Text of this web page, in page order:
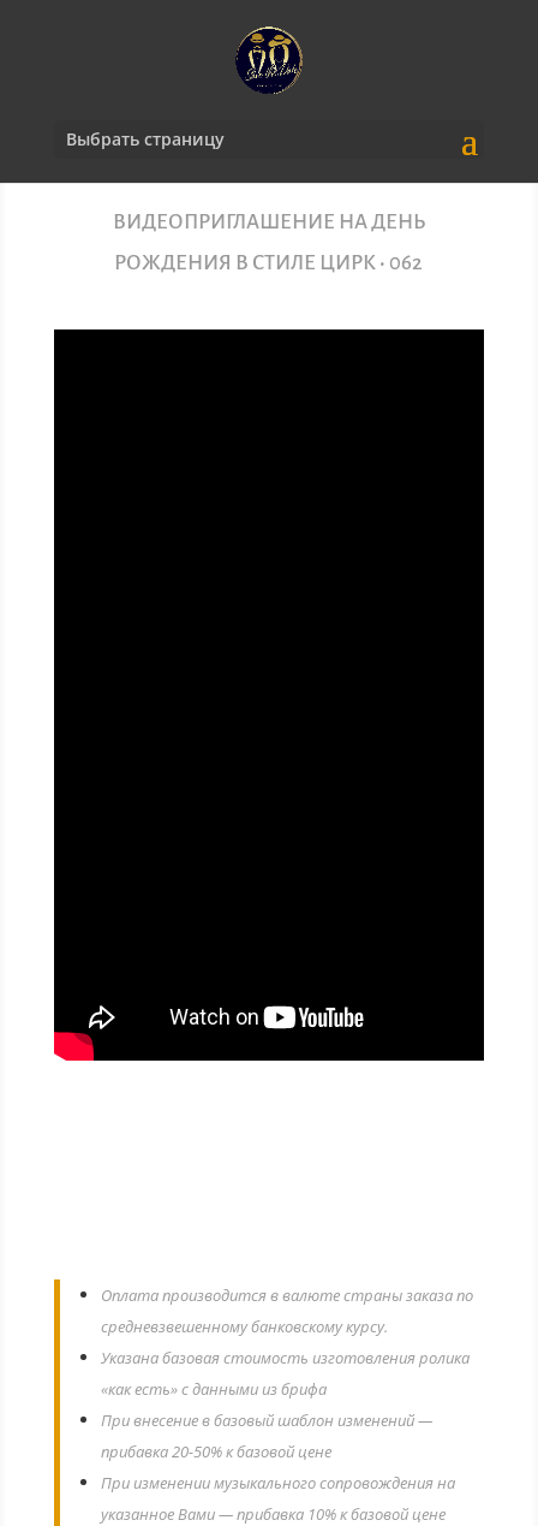
Выбрать страницу
ВИДЕОПРИГЛАШЕНИЕ НА ДЕНЬ
РОЖДЕНИЯ В СТИЛЕ ЦИРК • 062
Оплата производится в валюте страны заказа по
средневзвешенному банковскому курсу.
Указана базовая стоимость изготовления ролика
«как есть» с данными из брифа
При внесение в базовый шаблон изменений —
прибавка 20-50% к базовой цене
При изменении музыкального сопровождения на
указанное Вами — прибавка 10% к базовой цене